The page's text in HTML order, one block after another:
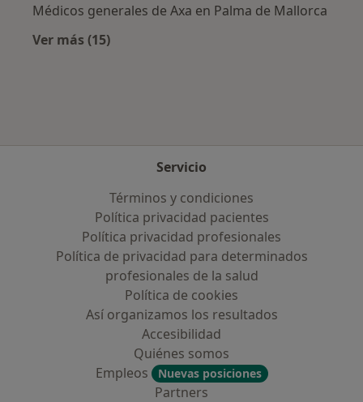
Médicos generales de Axa en Palma de Mallorca
Ver más (15)
Servicio
Términos y condiciones
Política privacidad pacientes
Política privacidad profesionales
Política de privacidad para determinados
profesionales de la salud
Política de cookies
Así organizamos los resultados
Accesibilidad
Quiénes somos
Empleos
Nuevas posiciones
Partners